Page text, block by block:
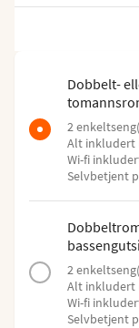
Dobbelt-
2
Alt inkludert
Wi-fi
Selvbetjent
2
Alt inkludert
Wi-fi
Selvbetjent